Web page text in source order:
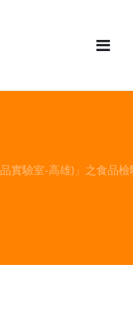
實驗室-高雄)」之食品